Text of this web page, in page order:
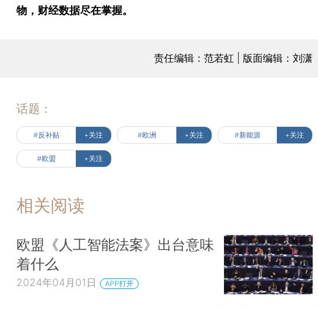
物，财经数据尽在掌握。
责任编辑：范若虹 | 版面编辑：刘潇
话题：
#反补贴 +关注 #欧洲 +关注 #新能源 +关注
#欧盟 +关注
相关阅读
欧盟《人工智能法案》出台意味
着什么
2024年04月01日 APP打开